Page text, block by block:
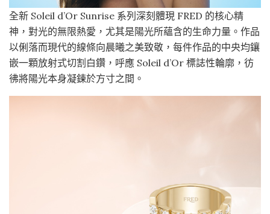
全新 Soleil d’Or Sunrise 系列深刻體現 FRED 的核心精
神，對光的無限熱愛，尤其是陽光所蘊含的生命力量。作品
以俐落而現代的線條向晨曦之美致敬，每件作品的中央均鑲
嵌一顆放射式切割白鑽，呼應 Soleil d’Or 標誌性輪廓，彷
彿將陽光本身凝鍊於方寸之間。